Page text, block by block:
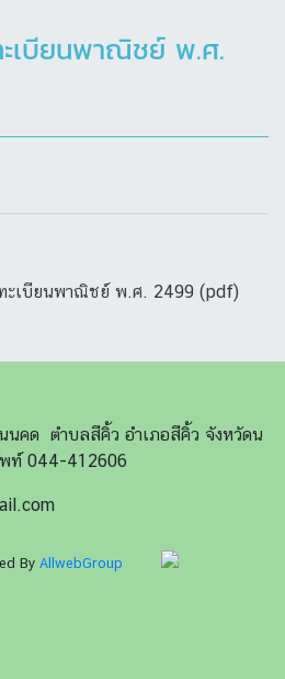
เบียนพาณิชย์ พ.ศ.
ะเบียนพาณิชย์ พ.ศ. 2499 (pdf)
คด ตำบลสีคิ้ว อำเภอสีคิ้ว จังหวัดน
ท์ 044-412606
By AllwebGroup